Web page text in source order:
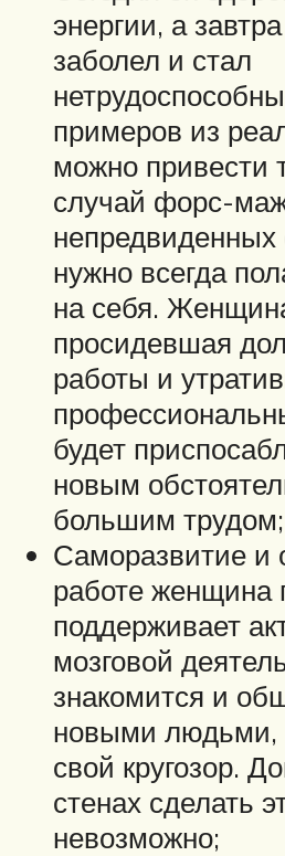
энергии, а
заболел и стал
примеров из
можно привести
случай форс-
непредвиденных
нужно всегда
на себя.
просидевшая
работы и
будет
новым
большим трудом;
Саморазвитие
работе женщина
поддерживает
мозговой
знакомится и
новыми людьми,
свой кругозор.
стенах сделать
невозможно;